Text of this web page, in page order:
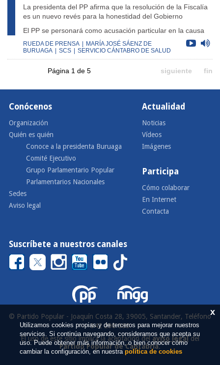
La presidenta del PP afirma que la resolución de la Fiscalía
es un nuevo revés para la honestidad del Gobierno
El PP se personará como acusación particular en la causa
RUEDA DE PRENSA
MARÍA JOSÉ SÁENZ DE
BURUAGA
SCS SERVICIO CÁNTABRO DE SALUD
Página 1 de 5 siguiente fin
Conócenos
Organización
Quién es quién
Conoce a la presidenta Buruaga
Comité Ejecutivo
Grupo Parlamentario Popular
Parlamentarios Nacionales
Sedes
Aviso legal
Actualidad
Noticias
Vídeos
Imágenes
Participa
Cómo colaborar
En Internet
Contacta
Suscríbete a nuestros canales
© Partido Popular - Joaquín Costa 28, 39005, Santander, Teléfono
942 290 000
El uso de este sitio implica la aceptación delaviso legaldel
Partido Popular de Cantabria.
x
Utilizamos cookies propias y de terceros para mejorar nuestros
servicios. Si continúa navegando, consideramos que acepta su
uso. Puede obtener más información, o bien conocer cómo
cambiar la configuración, en nuestra política de cookies